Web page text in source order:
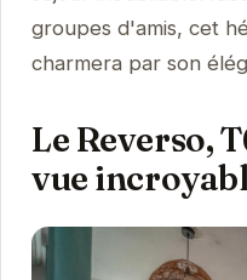
groupes d'amis, cet
charmera par son
Le Reverso,
vue